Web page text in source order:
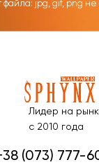
файла: jpg, gif, png
Лидер на
с 2010 года
(073) 777-